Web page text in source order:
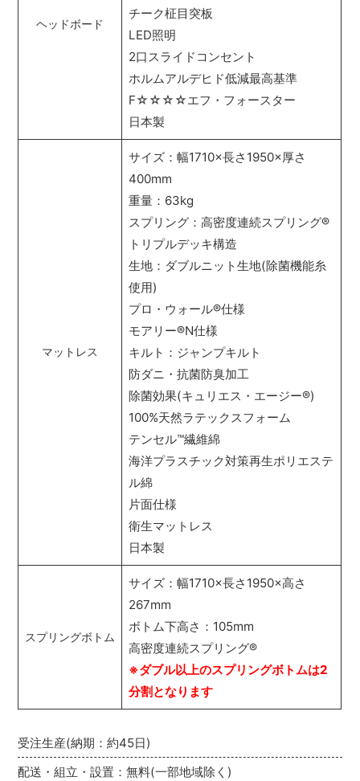
受注生産(納期：約45日)
配送・組立・設置：無料(一部地域除く)
ヘッドボード
チーク柾目突板
LED照明
2口スライドコンセント
ホルムアルデヒド低減最高基準
F☆☆☆☆エフ・フォースター
日本製
マットレス
サイズ：幅1710×長さ1950×厚さ
400mm
重量：63kg
スプリング：高密度連続スプリング®
トリプルデッキ構造
生地：ダブルニット生地(除菌機能糸
使用)
プロ・ウォール®仕様
モアリー®N仕様
キルト：ジャンプキルト
防ダニ・抗菌防臭加工
除菌効果(キュリエス・エージー®)
100%天然ラテックスフォーム
テンセル™繊維綿
海洋プラスチック対策再生ポリエステ
ル綿
片面仕様
衛生マットレス
日本製
スプリングボトム
サイズ：幅1710×長さ1950×高さ
267mm
ボトム下高さ：105mm
高密度連続スプリング®
※ダブル以上のスプリングボトムは2
分割となります